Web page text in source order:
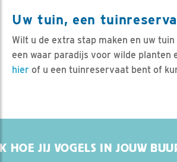
Uw tuin, een
Wilt u de extra stap maken en uw
een waar paradijs voor wilde planten
hier of u een tuinreservaat bent of
HOE JIJ VOGELS IN JOUW